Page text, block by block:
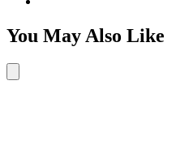
You May Also Like